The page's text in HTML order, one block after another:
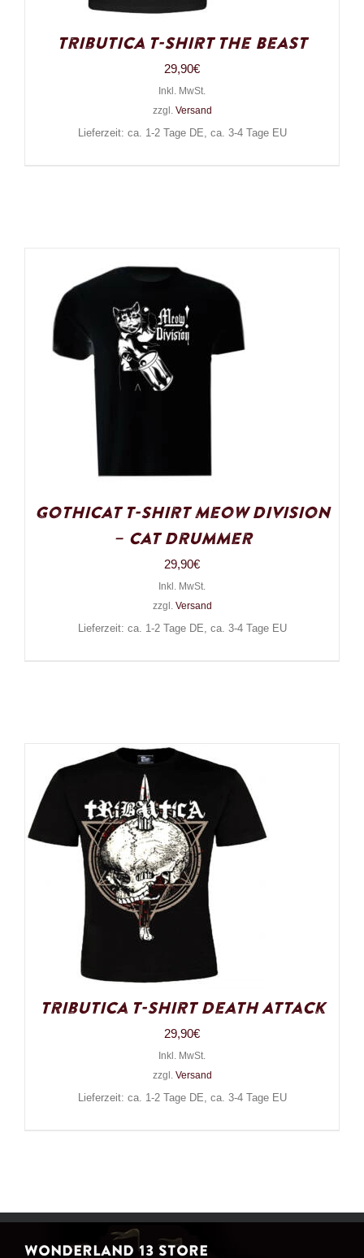
Tributica T-Shirt The Beast
29,90€
Inkl. MwSt.
zzgl. Versand
Lieferzeit: ca. 1-2 Tage DE, ca. 3-4 Tage EU
Gothicat T-Shirt Meow Division
– Cat Drummer
29,90€
Inkl. MwSt.
zzgl. Versand
Lieferzeit: ca. 1-2 Tage DE, ca. 3-4 Tage EU
Tributica T-Shirt Death Attack
29,90€
Inkl. MwSt.
zzgl. Versand
Lieferzeit: ca. 1-2 Tage DE, ca. 3-4 Tage EU
WONDERLAND 13 STORE